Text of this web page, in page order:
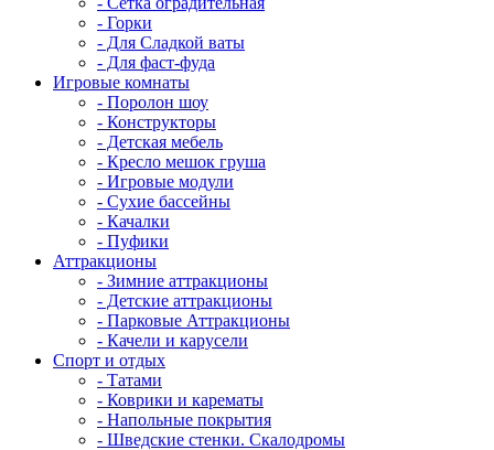
- Горки
- Для Сладкой ваты
- Для фаст-фуда
Игровые комнаты
- Поролон шоу
- Конструкторы
- Детская мебель
- Кресло мешок груша
- Игровые модули
- Сухие бассейны
- Качалки
- Пуфики
Аттракционы
- Зимние аттракционы
- Детские аттракционы
- Парковые Аттракционы
- Качели и карусели
Спорт и отдых
- Татами
- Коврики и карематы
- Напольные покрытия
- Шведские стенки. Скалодромы